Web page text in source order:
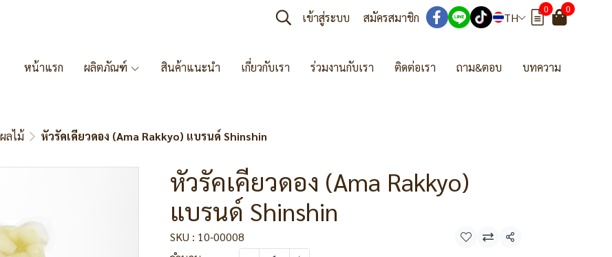
เข้าสู่ระบบ สมัครสมาชิก TH
0 0
หน้าแรก ผลิตภัณฑ์ สินค้าแนะนำ เกี่ยวกับเรา ร่วมงานกับเรา ติดต่อเรา ถาม&ตอบ บทความ
ลไม้ หัวรัคเคียวดอง (Ama Rakkyo) แบรนด์ Shinshin
หัวรัคเคียวดอง (Ama Rakkyo)
แบรนด์ Shinshin
SKU : 10-00008
แชร์